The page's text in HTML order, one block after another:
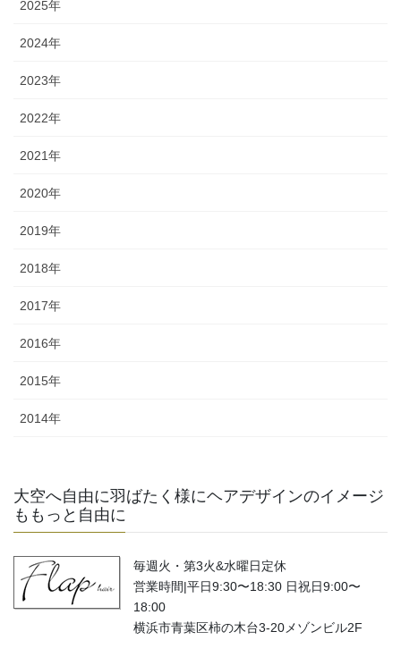
2025年
2024年
2023年
2022年
2021年
2020年
2019年
2018年
2017年
2016年
2015年
2014年
大空へ自由に羽ばたく様にヘアデザインのイメージ
ももっと自由に
毎週火・第3火&水曜日定休
営業時間|平日9:30〜18:30 日祝日9:00〜
18:00
横浜市青葉区柿の木台3-20メゾンビル2F